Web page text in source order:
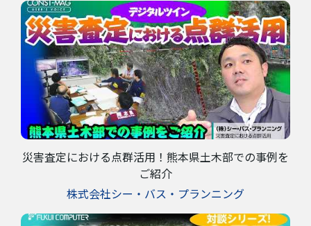
災害査定における点群活用！熊本県土木部での事例を
ご紹介
株式会社シー・バス・プランニング